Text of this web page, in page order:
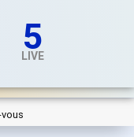
5
LIVE